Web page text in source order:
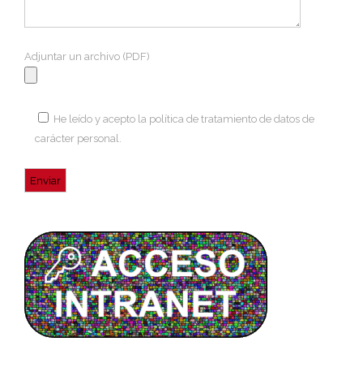
Adjuntar un archivo (PDF)
He leído y acepto la política de tratamiento de datos de
carácter personal.